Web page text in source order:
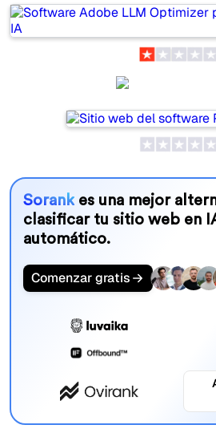
Sorankes una mejor
clasificar tu sitio web en
automático.
Comenzar gratis